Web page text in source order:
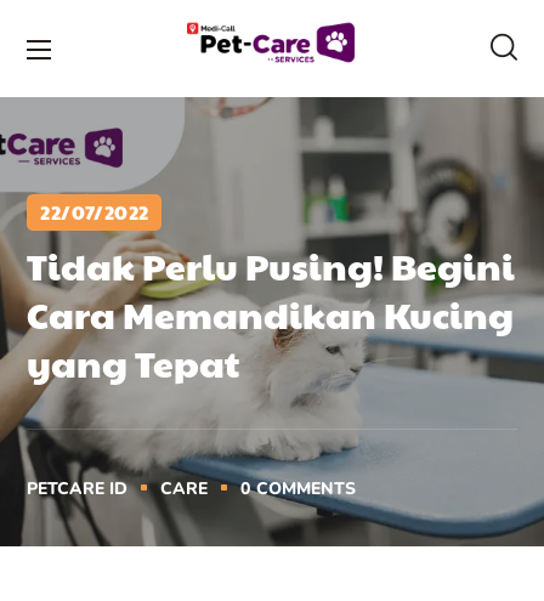
22/07/2022
Tidak Perlu Pusing! Begini
Cara Memandikan Kucing
yang Tepat
PETCARE ID CARE 0 COMMENTS